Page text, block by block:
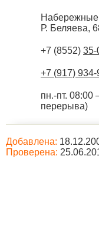
Р. Беляева,
+7 (8552) 35-
+7 (917) 934-
пн.-пт.
перерыва)
Добавлена:
Проверена: